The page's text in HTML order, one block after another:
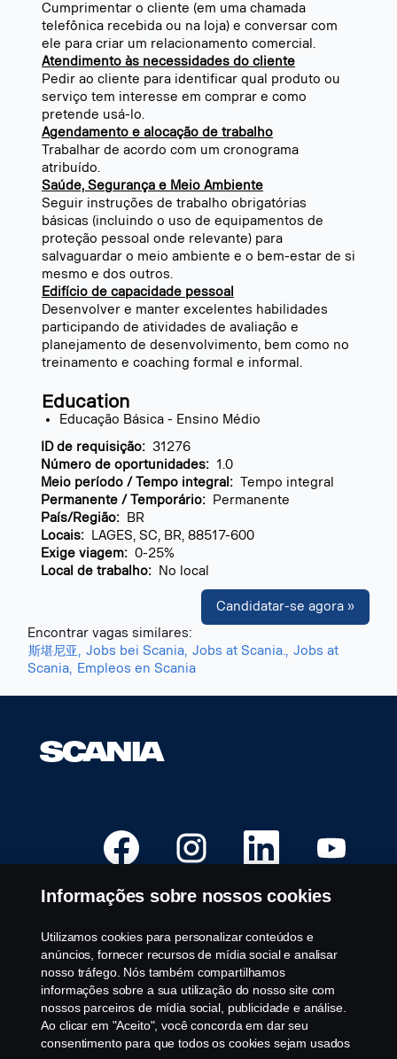
Cumprimentar o cliente (em uma chamada
telefônica recebida ou na loja) e conversar com
ele para criar um relacionamento comercial.
Atendimento às necessidades do cliente
Pedir ao cliente para identificar qual produto ou
serviço tem interesse em comprar e como
pretende usá-lo.
Agendamento e alocação de trabalho
Trabalhar de acordo com um cronograma
atribuído.
Saúde, Segurança e Meio Ambiente
Seguir instruções de trabalho obrigatórias
básicas (incluindo o uso de equipamentos de
proteção pessoal onde relevante) para
salvaguardar o meio ambiente e o bem-estar de si
mesmo e dos outros.
Edifício de capacidade pessoal
Desenvolver e manter excelentes habilidades
participando de atividades de avaliação e
planejamento de desenvolvimento, bem como no
treinamento e coaching formal e informal.
Education
Educação Básica - Ensino Médio
ID de requisição: 31276
Número de oportunidades: 1.0
Meio período / Tempo integral: Tempo integral
Permanente / Temporário: Permanente
País/Região: BR
Locais: LAGES, SC, BR, 88517-600
Exige viagem: 0-25%
Local de trabalho: No local
Candidatar-se agora »
Encontrar vagas similares:
斯堪尼亚, Jobs bei Scania, Jobs at Scania., Jobs at
Scania, Empleos en Scania
b
r
e
m
u
n
o
v
a
g
u
a
.
b
e
m
u
n
o
v
a
g
u
a
.
A
e
m
u
n
o
v
a
g
u
a
.
e
m
u
n
o
g
u
.
Vagas Disponíveis
Locais de Carreira
Fale conosco
Sobre a Scania
Informações sobre nossos cookies
Utilizamos cookies para personalizar conteúdos e
anúncios, fornecer recursos de mídia social e analisar
nosso tráfego. Nós também compartilhamos
informações sobre a sua utilização do nosso site com
nossos parceiros de mídia social, publicidade e análise.
Ao clicar em "Aceito", você concorda em dar seu
consentimento para que todos os cookies sejam usados